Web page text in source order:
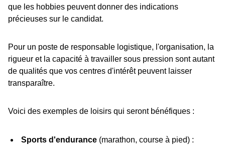
que les hobbies peuvent donner des indications
précieuses sur le candidat.
Pour un poste de responsable logistique, l'organisation, la
rigueur et la capacité à travailler sous pression sont autant
de qualités que vos centres d'intérêt peuvent laisser
transparaître.
Voici des exemples de loisirs qui seront bénéfiques :
Sports d'endurance(marathon, course à pied) :